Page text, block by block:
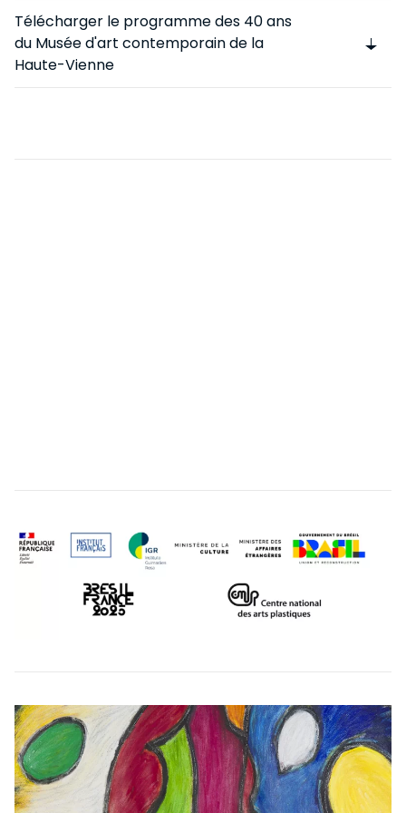
ACQUISITIONS
COLLECTION EN LIGNE
HISTOIRE DU MUSÉE
CENTRE DE DOCUMENTATION
ÉVÉNEMENTS
NOUS SOUTENIR
Télécharger le programme des 40 ans
du Musée d'art contemporain de la
Haute-Vienne